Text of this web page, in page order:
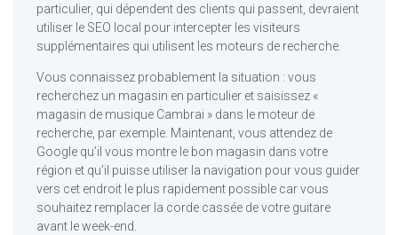
particulier, qui dépendent des clients qui passent, devraient
utiliser le SEO local pour intercepter les visiteurs
supplémentaires qui utilisent les moteurs de recherche.
Vous connaissez probablement la situation : vous
recherchez un magasin en particulier et saisissez «
magasin de musique Cambrai » dans le moteur de
recherche, par exemple. Maintenant, vous attendez de
Google qu’il vous montre le bon magasin dans votre
région et qu’il puisse utiliser la navigation pour vous guider
vers cet endroit le plus rapidement possible car vous
souhaitez remplacer la corde cassée de votre guitare
avant le week-end.